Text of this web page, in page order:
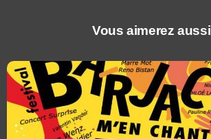
Vous aimerez aussi